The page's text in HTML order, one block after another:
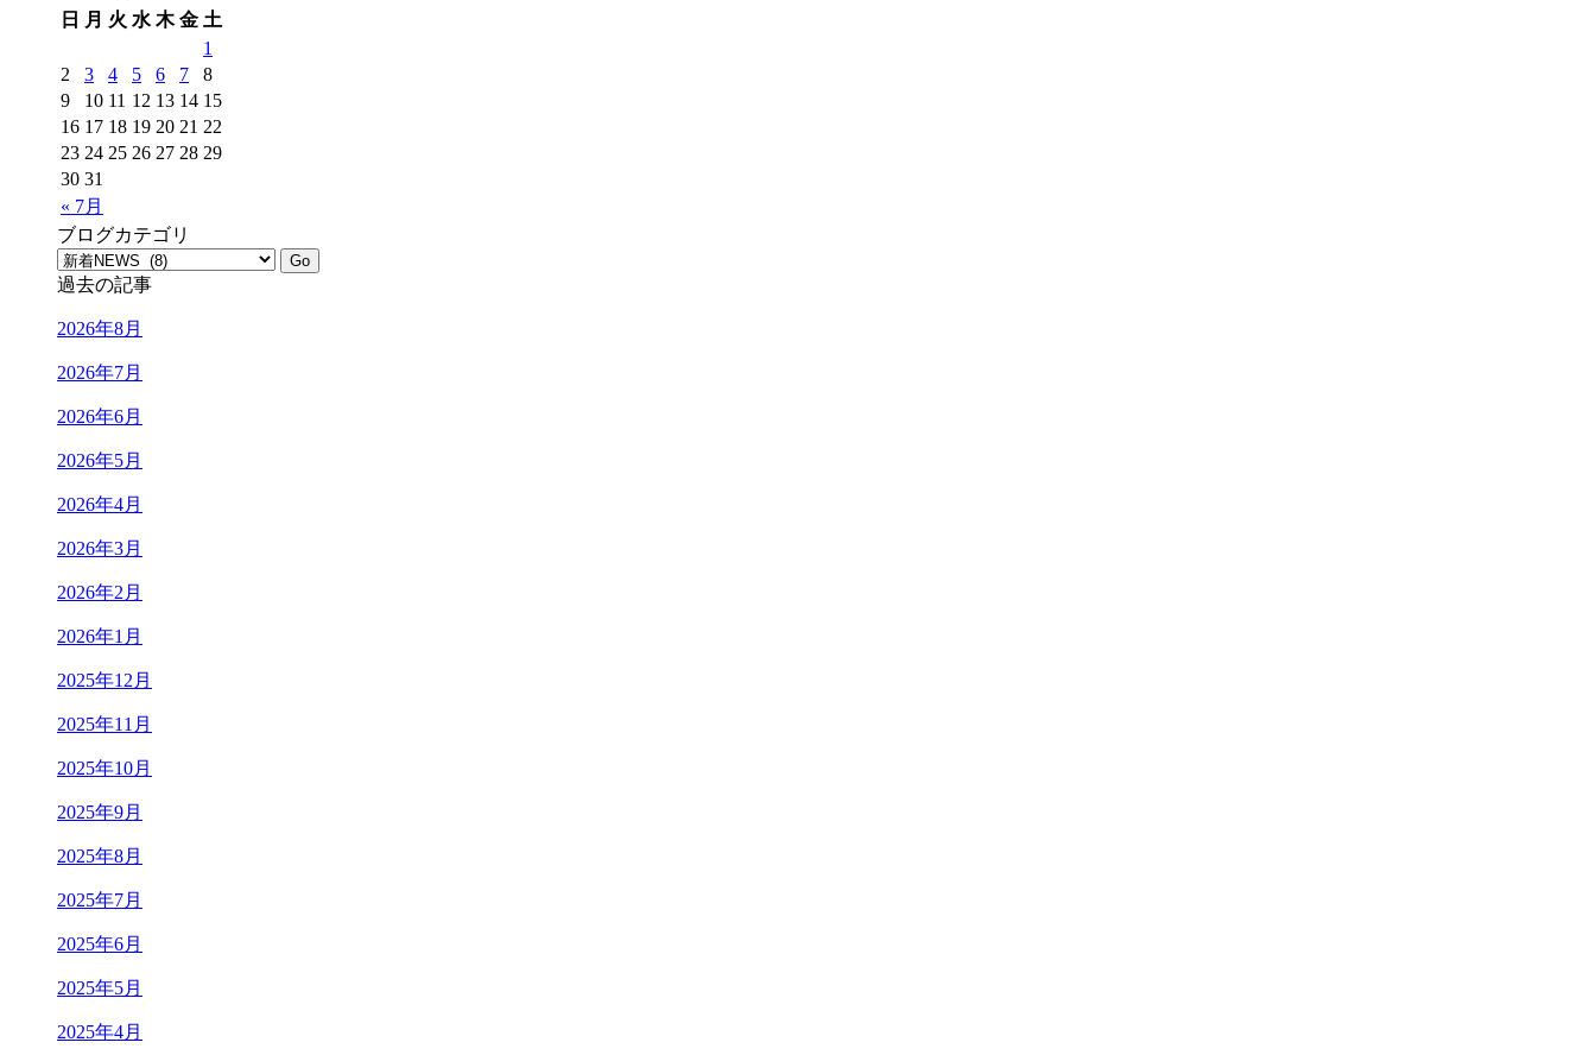
日
月 火 水 木 金 土
« 7月
1
2
3 4 5 6 7
8
9
10 11 12 13 14 15
16 17 18 19 20 21 22
23 24 25 26 27 28 29
30 31
ブログカテゴリ
過去の記事
2026年8月
2026年7月
2026年6月
2026年5月
2026年4月
2026年3月
2026年2月
2026年1月
2025年12月
2025年11月
2025年10月
2025年9月
2025年8月
2025年7月
2025年6月
2025年5月
2025年4月